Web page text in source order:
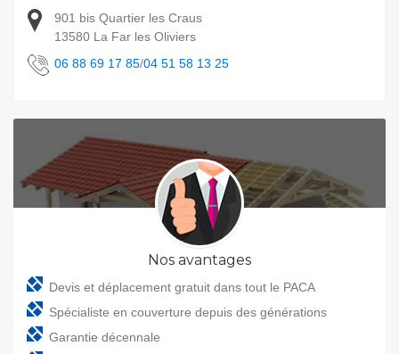
901 bis Quartier les Craus
13580 La Far les Oliviers
06 88 69 17 85/04 51 58 13 25
Nos avantages
Devis et déplacement gratuit dans tout le PACA
Spécialiste en couverture depuis des générations
Garantie décennale
NETTOYER ET ENTRETENIR SON TOIT